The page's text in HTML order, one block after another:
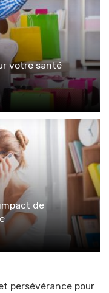
votre santé
de
persévérance pour